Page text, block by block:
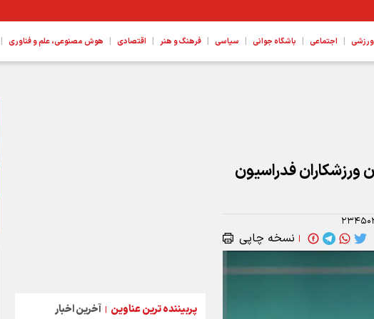
ورزشی | اجتماعی | باشگاه جوانی | سیاسی | فرهنگ و هنر | اقتصادی | هوش مصنوعی، علم و فناوری |
فدراسیون
| نسخه چاپی
پربیننده ترین عناوین | آخرین اخبار